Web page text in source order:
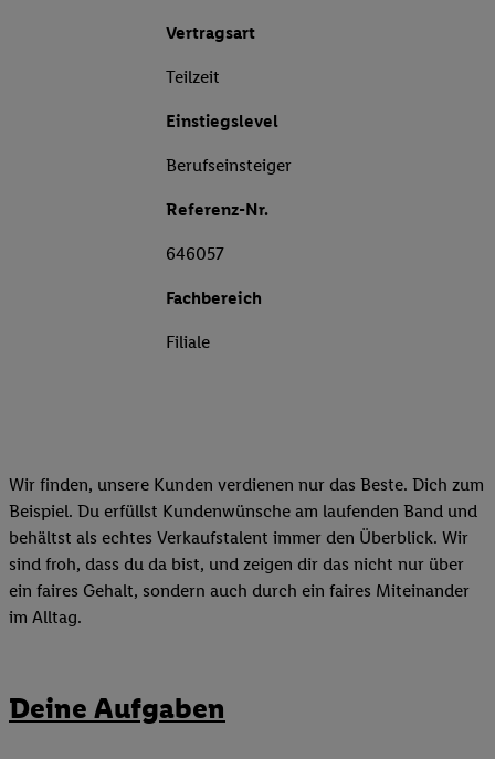
Vertragsart
Teilzeit
Einstiegslevel
Berufseinsteiger
Referenz-Nr.
646057
Fachbereich
Filiale
Wir finden, unsere Kunden verdienen nur das Beste. Dich zum
Beispiel. Du erfüllst Kundenwünsche am laufenden Band und
behältst als echtes Verkaufstalent immer den Überblick. Wir
sind froh, dass du da bist, und zeigen dir das nicht nur über
ein faires Gehalt, sondern auch durch ein faires Miteinander
im Alltag.
Deine Aufgaben